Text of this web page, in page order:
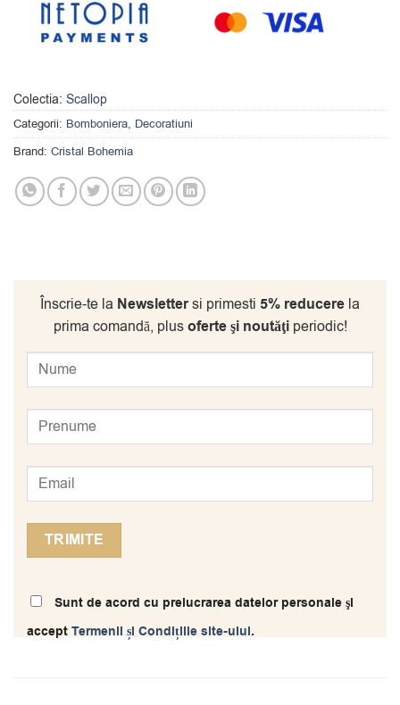
Colectia: Scallop
Categorii: Bomboniera, Decoratiuni
Brand: Cristal Bohemia
Înscrie-te la Newslettersi primesti 5% reducere la
prima comandă, plusoferte şi noutăţiperiodic!
Sunt de acord cu prelucrarea datelor personale şi
acceptTermenii și Condițiile site-ului.